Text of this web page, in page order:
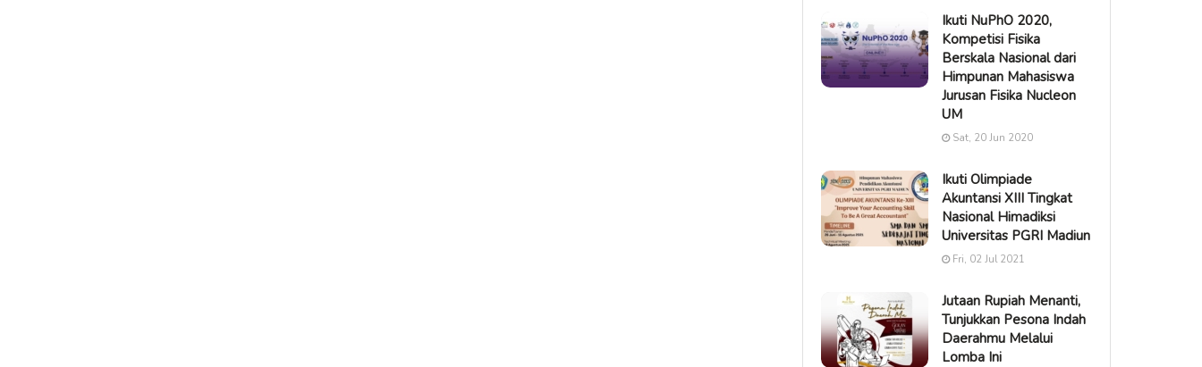
Ikuti NuPhO 2020,
Kompetisi Fisika
Berskala Nasional dari
Himpunan Mahasiswa
Jurusan Fisika Nucleon
UM
Sat, 20 Jun 2020
Ikuti Olimpiade
Akuntansi XIII Tingkat
Nasional Himadiksi
Universitas PGRI Madiun
Fri, 02 Jul 2021
Jutaan Rupiah Menanti,
Tunjukkan Pesona Indah
Daerahmu Melalui
Lomba Ini